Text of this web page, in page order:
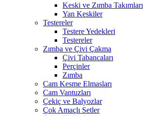
Keski ve Zımba Takımları
Yan Keskiler
Testereler
Testere Yedekleri
Testereler
Zımba ve Çivi Çakma
Çivi Tabancaları
Perçinler
Zımba
Cam Kesme Elmasları
Cam Vantuzları
Çekiç ve Balyozlar
Çok Amaçlı Setler